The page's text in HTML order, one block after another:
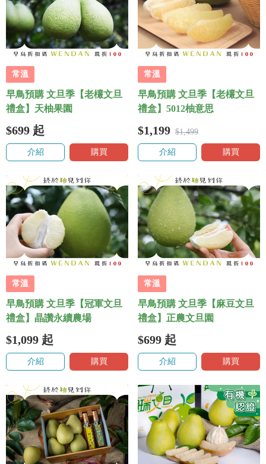
常溫
早鳥預購 文旦季【老欉文旦
禮盒】天柚果園
$699 起
介紹 購買
常溫
早鳥預購 文旦季【老欉文旦
禮盒】5012柚意思
$1,199 $1,499
介紹 購買
常溫
早鳥預購 文旦季【冠軍文旦
禮盒】晶讚永續農場
$1,099 起
介紹 購買
常溫
早鳥預購 文旦季【麻豆文旦
禮盒】正農文旦園
$699 起
介紹 購買